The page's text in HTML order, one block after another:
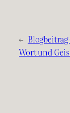
← Blogbeitrag
Wort und